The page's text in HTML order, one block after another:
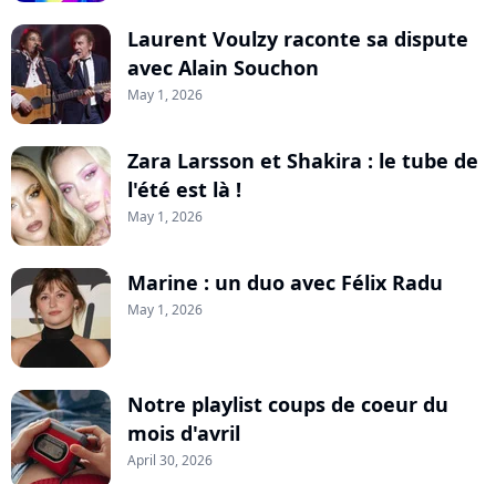
Laurent Voulzy raconte sa dispute
avec Alain Souchon
May 1, 2026
Zara Larsson et Shakira : le tube de
l'été est là !
May 1, 2026
Marine : un duo avec Félix Radu
May 1, 2026
Notre playlist coups de coeur du
mois d'avril
April 30, 2026